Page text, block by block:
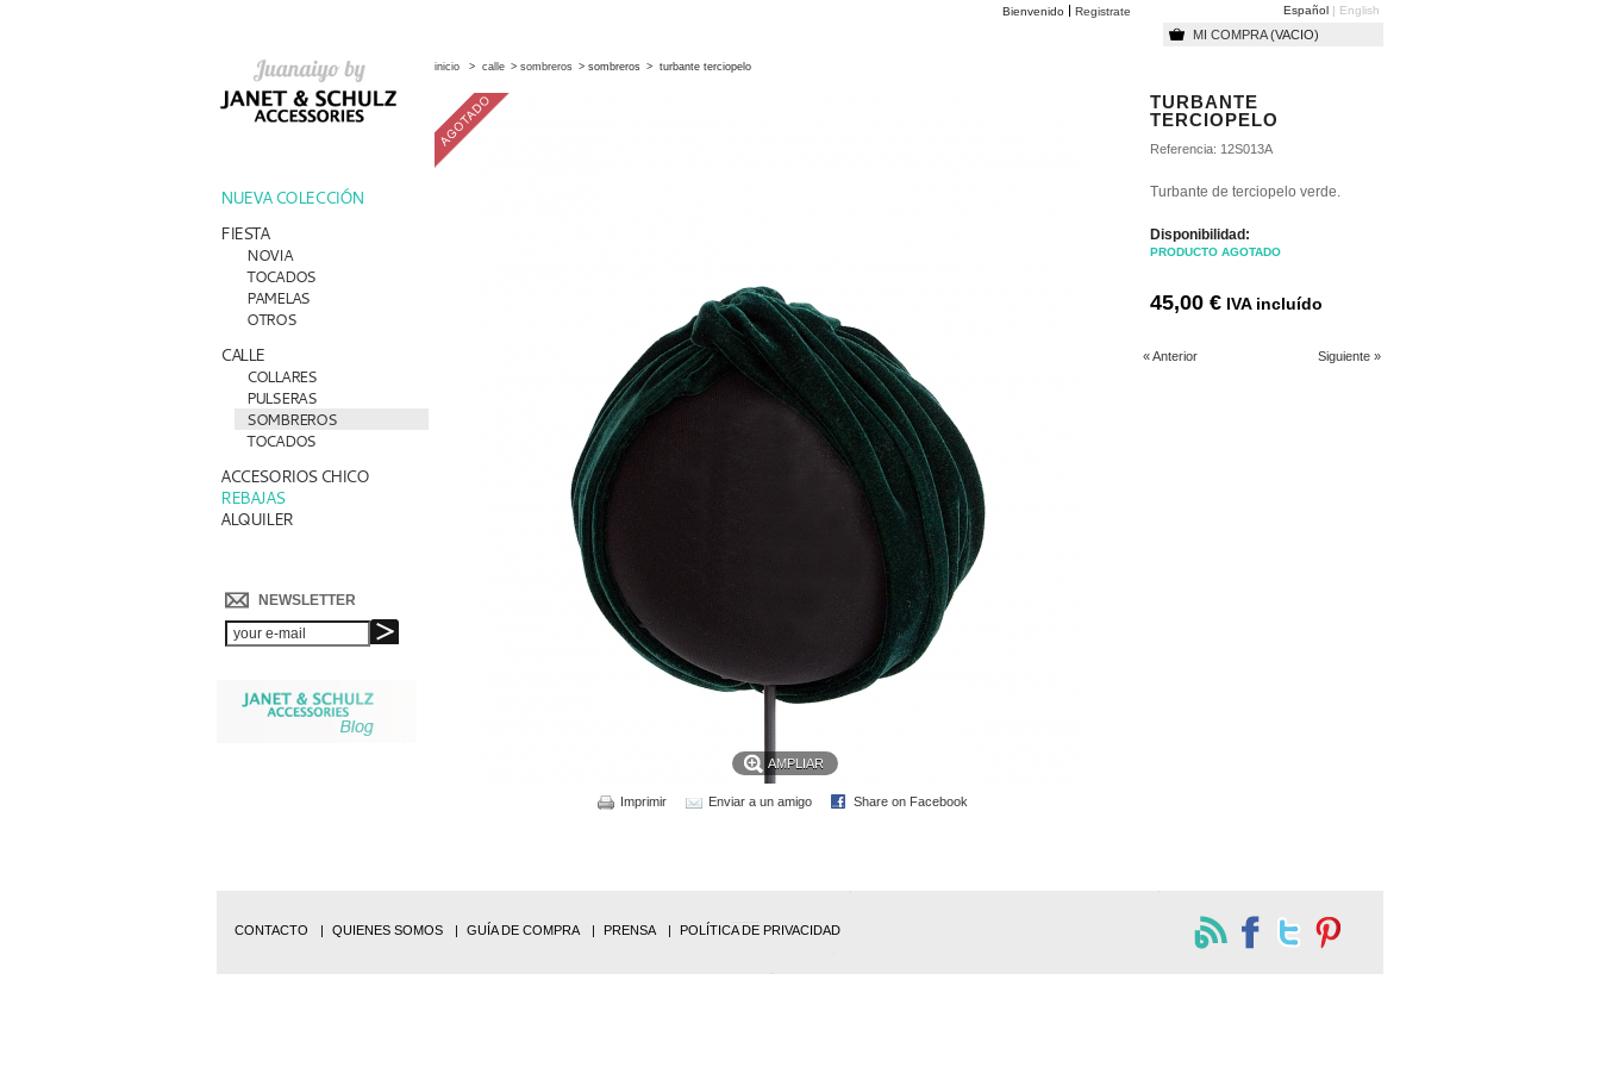
English
Español
MI COMPRA (VACIO)
Bienvenido Registrate
NUEVA COLECCIÓN
FIESTA
NOVIA
TOCADOS
PAMELAS
OTROS
CALLE
COLLARES
PULSERAS
SOMBREROS
TOCADOS
ACCESORIOS CHICO
REBAJAS
ALQUILER
NEWSLETTER
inicio > calle > sombreros > sombreros > turbante terciopelo
AMPLIAR
Share on Facebook
Enviar a un amigo
Imprimir
TURBANTE
TERCIOPELO
Referencia: 12S013A
Turbante de terciopelo verde.
Disponibilidad:
PRODUCTO AGOTADO
45,00 € IVA incluído
« Anterior Siguiente »
CONTACTO QUIENES SOMOS GUÍA DE COMPRA PRENSA POLÍTICA DE PRIVACIDAD